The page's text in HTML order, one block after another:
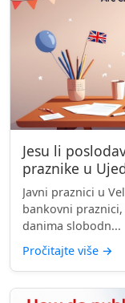
Jesu li
praznike u
Javni praznici u
bankovni
danima slobodn...
Pročitajte više →